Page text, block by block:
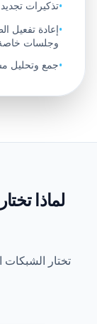
•تذكيرات
•إعادة تفعيل
وجلسات
•جمع وتحليل
لماذا
تختار الشبكات